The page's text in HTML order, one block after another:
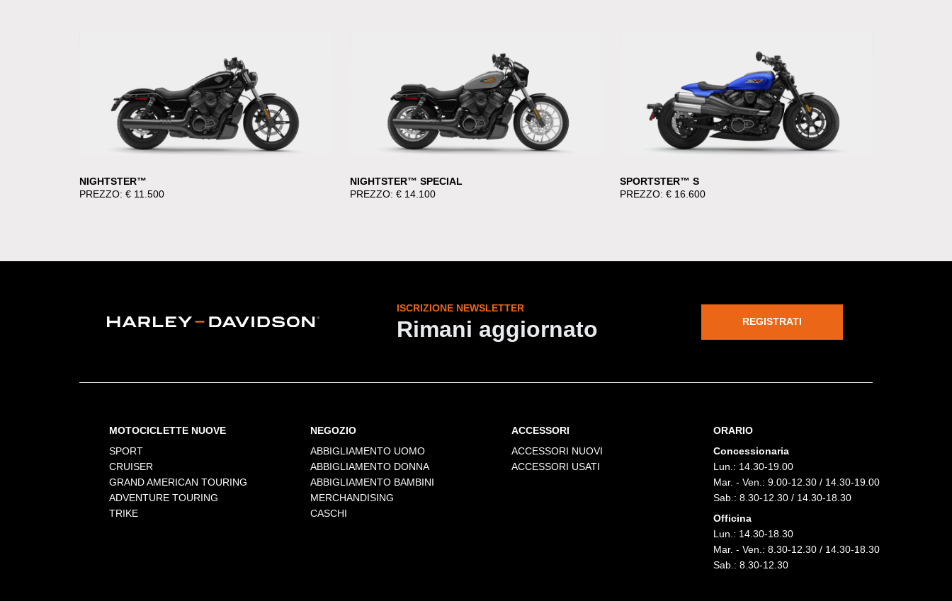
NIGHTSTER™
PREZZO: € 11.500
NIGHTSTER™ SPECIAL
PREZZO: € 14.100
SPORTSTER™ S
PREZZO: € 16.600
ISCRIZIONE NEWSLETTER
Rimani aggiornato REGISTRATI
MOTOCICLETTE NUOVE
SPORT
CRUISER
GRAND AMERICAN TOURING
ADVENTURE TOURING
TRIKE
NEGOZIO
ABBIGLIAMENTO UOMO
ABBIGLIAMENTO DONNA
ABBIGLIAMENTO BAMBINI
MERCHANDISING
CASCHI
ACCESSORI
ACCESSORI NUOVI
ACCESSORI USATI
ORARIO
Concessionaria
Lun.: 14.30-19.00
Mar. - Ven.: 9.00-12.30 / 14.30-19.00
Sab.: 8.30-12.30 / 14.30-18.30
Officina
Lun.: 14.30-18.30
Mar. - Ven.: 8.30-12.30 / 14.30-18.30
Sab.: 8.30-12.30